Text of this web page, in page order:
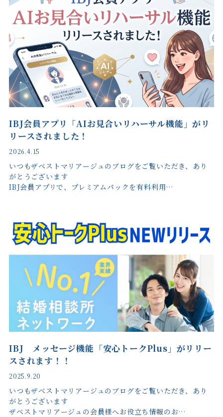
IBJ会員アプリ「AIお見合いリハーサル機能」がリ
リースされました！
2026.4.15
いつもザベストマリアージュのブログをご覧いただき、あり
がとうございます
IBJ会員アプリで、プレミアムパックを有料利用…
IBJ メッセージ機能「安心トークPlus」がリリー
スされます！！
2025.9.20
いつもザベストマリアージュのブログをご覧いただき、あり
がとうございます
ザベストマリアージュの会員様へお役立ち情報のお…